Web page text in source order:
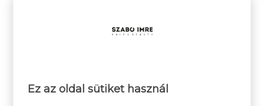
Ez az oldal sütiket használ